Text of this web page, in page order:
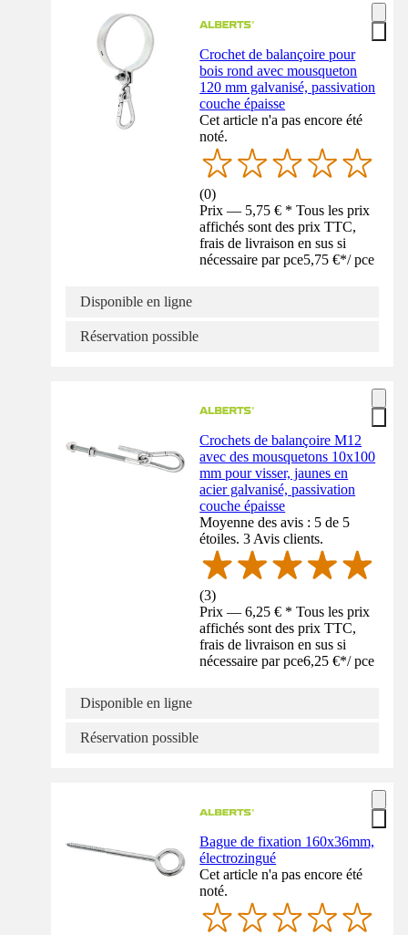
Crochet de balançoire pour
bois rond avec mousqueton
120 mm galvanisé, passivation
couche épaisse
Cet article n'a pas encore été
noté.
(0)
Prix — 5,75 € * Tous les prix
affichés sont des prix TTC,
frais de livraison en sus si
nécessaire par pce5,75 €*/ pce
Disponible en ligne
Réservation possible
Crochets de balançoire M12
avec des mousquetons 10x100
mm pour visser, jaunes en
acier galvanisé, passivation
couche épaisse
Moyenne des avis : 5 de 5
étoiles. 3 Avis clients.
(3)
Prix — 6,25 € * Tous les prix
affichés sont des prix TTC,
frais de livraison en sus si
nécessaire par pce6,25 €*/ pce
Disponible en ligne
Réservation possible
Bague de fixation 160x36mm,
électrozingué
Cet article n'a pas encore été
noté.